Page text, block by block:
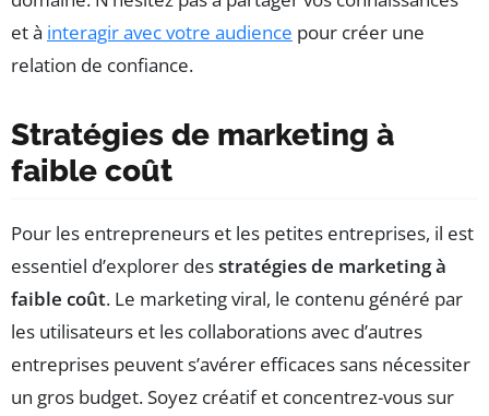
et à interagir avec votre audience pour créer une
relation de confiance.
Stratégies de marketing à
faible coût
Pour les entrepreneurs et les petites entreprises, il est
essentiel d’explorer desstratégies de marketing à
faible coût. Le marketing viral, le contenu généré par
les utilisateurs et les collaborations avec d’autres
entreprises peuvent s’avérer efficaces sans nécessiter
un gros budget. Soyez créatif et concentrez-vous sur